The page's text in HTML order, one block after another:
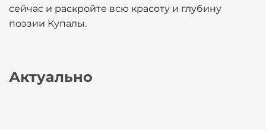
сейчас и раскройте всю красоту и глубину
поэзии Купалы.
Актуально